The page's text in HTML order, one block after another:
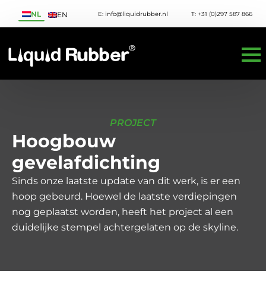
NL EN E: info@liquidrubber.nl T: +31 (0)297 587 866
PROJECT
Hoogbouw
gevelafdichting
Sinds onze laatste update van dit werk, is er een
hoop gebeurd. Hoewel de laatste verdiepingen
nog geplaatst worden, heeft het project al een
duidelijke stempel achtergelaten op de skyline.